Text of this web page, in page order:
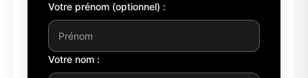
Votre prénom (optionnel) :
Votre nom :